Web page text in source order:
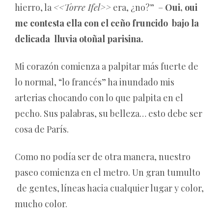
hierro, la <<Torre Ifel>> era, ¿no?” – Oui, oui
me contesta ella con el ceño fruncido bajo la
delicada lluvia otoñal parisina.
Mi corazón comienza a palpitar más fuerte de
lo normal, “lo francés” ha inundado mis
arterias chocando con lo que palpita en el
pecho. Sus palabras, su belleza… esto debe ser
cosa de París.
Como no podía ser de otra manera, nuestro
paseo comienza en el metro. Un gran tumulto
de gentes, líneas hacia cualquier lugar y color,
mucho color.